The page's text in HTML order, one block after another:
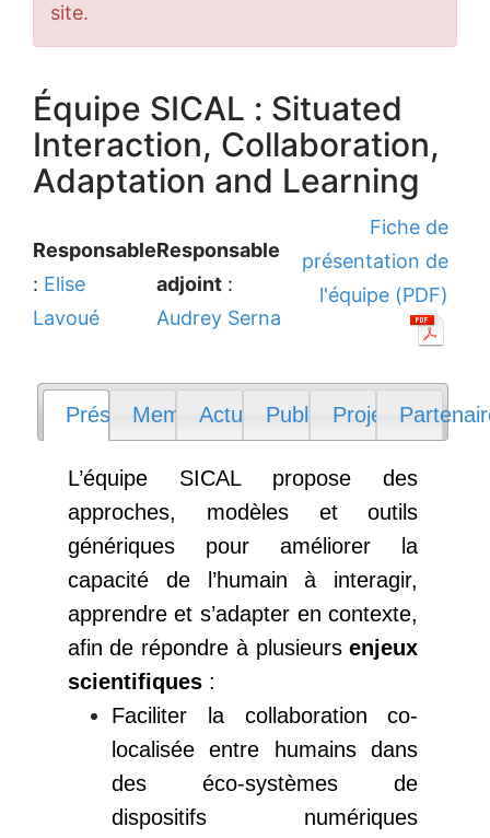
site.
Équipe SICAL : Situated
Interaction, Collaboration,
Adaptation and Learning
Responsable
: Elise
Lavoué
Responsable
adjoint :
Audrey Serna
Fiche de
présentation de
l'équipe (PDF)
PrésentationMembresActualitésPublications
Projets
L’équipe SICAL propose des
approches, modèles et outils
génériques pour améliorer la
capacité de l’humain à interagir,
apprendre et s’adapter en contexte,
afin de répondre à plusieursenjeux
scientifiques:
Faciliter la collaboration co-
localisée entre humains dans
des éco-systèmes de
dispositifs numériques